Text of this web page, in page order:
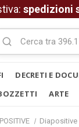
spedizioni
DECRETI E
ARTE
Diapositive